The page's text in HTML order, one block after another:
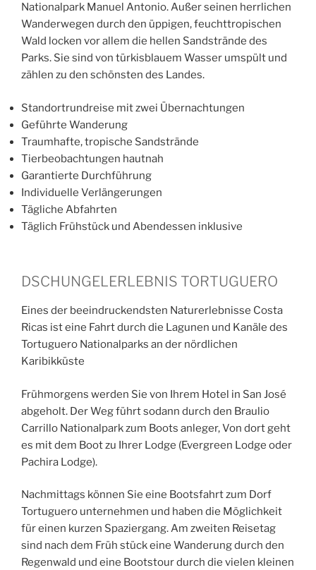
Nationalpark Manuel Antonio. Außer seinen herrlichen
Wanderwegen durch den üppigen, feucht­tropischen
Wald locken vor allem die hellen Sandstrände des
Parks. Sie sind von türkisblauem Wasser umspült und
zählen zu den schönsten des Landes.
Standortrundreise mit zwei Übernachtungen
Geführte Wanderung
Traumhafte, tropische Sandstrände
Tierbeobachtungen hautnah
Garantierte Durchführung
Individuelle Verlängerungen
Tägliche Abfahrten
Täglich Frühstück und Abendessen inklusive
DSCHUNGELERLEBNIS TORTUGUERO
Eines der beeindruckendsten Naturerlebnisse Costa
Ricas ist eine Fahrt durch die Lagunen und Kanäle des
Tortuguero Nationalparks an der nördlichen
Karibikküste
Frühmorgens werden Sie von Ihrem Hotel in San José
abgeholt. Der Weg führt sodann durch den Braulio
Carrillo Nationalpark zum Boots­ anleger, Von dort geht
es mit dem Boot zu Ihrer Lodge (Evergreen Lodge oder
Pachira Lodge).
Nachmittags können Sie eine Bootsfahrt zum Dorf
Tortuguero unternehmen und haben die Möglichkeit
für einen kurzen Spaziergang. Am zweiten Reisetag
sind nach dem Früh­ stück eine Wanderung durch den
Regenwald und eine Bootstour durch die vielen kleinen